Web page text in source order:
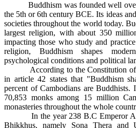
Buddhism was founded well over
the 5th or 6th century BCE. Its ideas
societies throughout the world today.
largest religion, with about 350
impacting those who study and
religion, Buddhism shapes
psychological conditions and political
According to the Constitution of
in article 42 states that "Buddhism
percent of Cambodians are Buddhists.
70,853 monks among 15 million
monasteries throughout the whole
In the year 238 B.C Emperor
Bhikkhus, namely Sona Thera and